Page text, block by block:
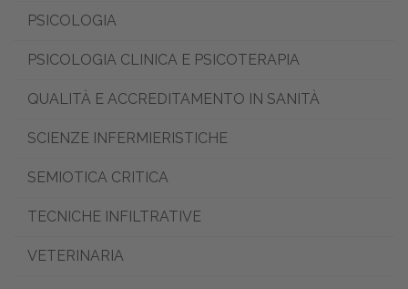
PSICOLOGIA
PSICOLOGIA CLINICA E PSICOTERAPIA
QUALITÀ E ACCREDITAMENTO IN SANITÀ
SCIENZE INFERMIERISTICHE
SEMIOTICA CRITICA
TECNICHE INFILTRATIVE
VETERINARIA